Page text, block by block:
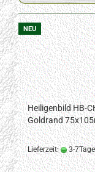
NEU
Heiligenbild HB-
Goldrand
Lieferzeit: 3-7Tage